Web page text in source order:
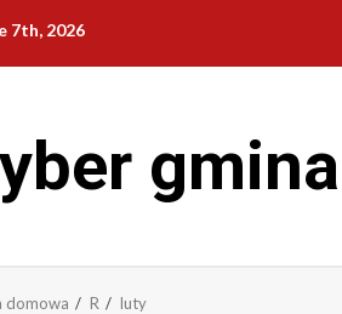
7th, 2026
gmina
domowa R luty